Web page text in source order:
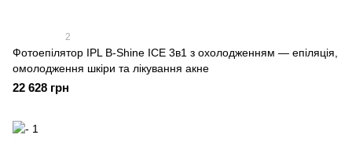
2
Фотоепілятор IPL B-Shine ICE 3в1 з охолодженням — епіляція,
омолодження шкіри та лікування акне
22 628 грн